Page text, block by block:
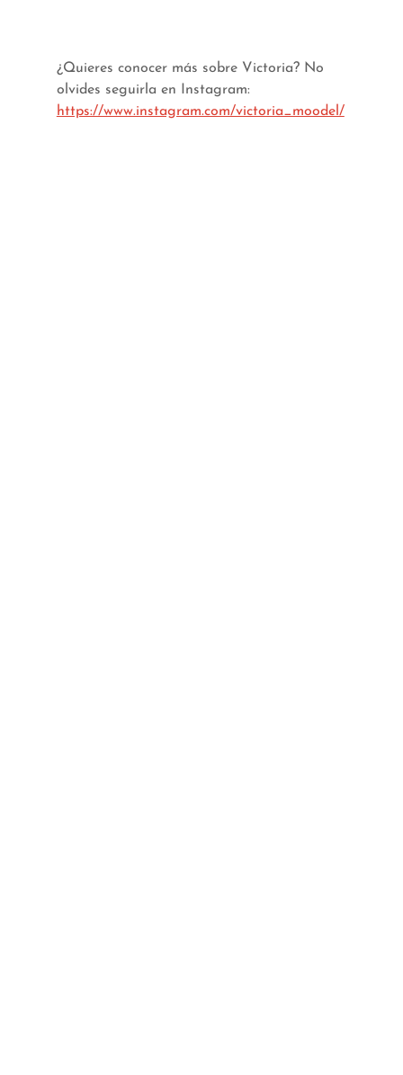
¿Quieres conocer más sobre Victoria? No
olvides seguirla en Instagram:
https://www.instagram.com/victoria_moodel/